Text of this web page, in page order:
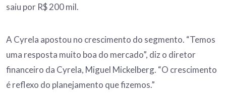
saiu por R$ 200 mil.
A Cyrela apostou no crescimento do segmento. “Temos
uma resposta muito boa do mercado”, diz o diretor
financeiro da Cyrela, Miguel Mickelberg. “O crescimento
é reflexo do planejamento que fizemos.”